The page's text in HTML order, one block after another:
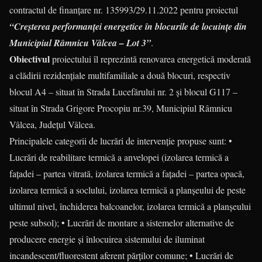
contractul de finanțare nr. 135993/29.11.2022 pentru proiectul
“Creșterea performanței energetice în blocurile de locuințe din
Municipiul Râmnicu Vâlcea – Lot 3”.
Obiectivulproiectului îl reprezintă renovarea energetică moderată
a clădirii rezidențiale multifamiliale a două blocuri, respectiv
blocul A4 – situat în Strada Lucefărului nr. 2 și blocul G117 –
situat în Strada Grigore Procopiu nr.39, Municipiul Râmnicu
Vâlcea, Județul Vâlcea.
Principalele categorii de lucrări de intervenție propuse sunt: •
Lucrări de reabilitare termică a anvelopei (izolarea termică a
fațadei – partea vitrată, izolarea termică a fațadei – partea opacă,
izolarea termică a soclului, izolarea termică a planșeului de peste
ultimul nivel, închiderea balcoanelor, izolarea termică a planșeului
peste subsol); • Lucrări de montare a sistemelor alternative de
producere energie și înlocuirea sistemului de iluminat
incandescent/fluorestent aferent părţilor comune; • Lucrări de